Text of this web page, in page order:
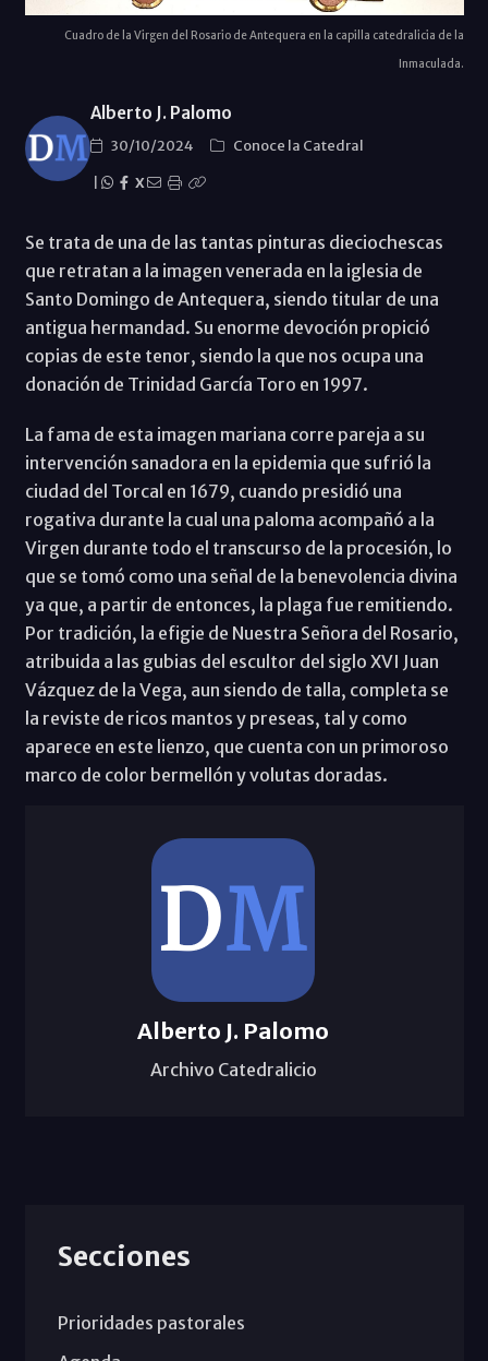
Cuadro de la Virgen del Rosario de Antequera en la capilla catedralicia de la
Inmaculada.
Alberto J. Palomo
30/10/2024
Conoce la Catedral
X
Se trata de una de las tantas pinturas dieciochescas
que retratan a la imagen venerada en la iglesia de
Santo Domingo de Antequera, siendo titular de una
antigua hermandad. Su enorme devoción propició
copias de este tenor, siendo la que nos ocupa una
donación de Trinidad García Toro en 1997.
La fama de esta imagen mariana corre pareja a su
intervención sanadora en la epidemia que sufrió la
ciudad del Torcal en 1679, cuando presidió una
rogativa durante la cual una paloma acompañó a la
Virgen durante todo el transcurso de la procesión, lo
que se tomó como una señal de la benevolencia divina
ya que, a partir de entonces, la plaga fue remitiendo.
Por tradición, la efigie de Nuestra Señora del Rosario,
atribuida a las gubias del escultor del siglo XVI Juan
Vázquez de la Vega, aun siendo de talla, completa se
la reviste de ricos mantos y preseas, tal y como
aparece en este lienzo, que cuenta con un primoroso
marco de color bermellón y volutas doradas.
Alberto J. Palomo
Archivo Catedralicio
Secciones
Prioridades pastorales